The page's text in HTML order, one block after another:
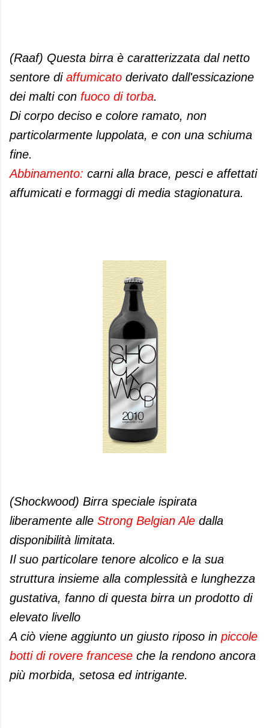
(Raaf) Questa birra è caratterizzata dal netto
sentore di affumicato derivato dall'essicazione
dei malti con fuoco di torba.
Di corpo deciso e colore ramato, non
particolarmente luppolata, e con una schiuma
fine.
Abbinamento: carni alla brace, pesci e affettati
affumicati e formaggi di media stagionatura.
(Shockwood) Birra speciale ispirata
liberamente alle Strong Belgian Ale dalla
disponibilità limitata.
Il suo particolare tenore alcolico e la sua
struttura insieme alla complessità e lunghezza
gustativa, fanno di questa birra un prodotto di
elevato livello
A ciò viene aggiunto un giusto riposo in piccole
botti di rovere francese che la rendono ancora
più morbida, setosa ed intrigante.